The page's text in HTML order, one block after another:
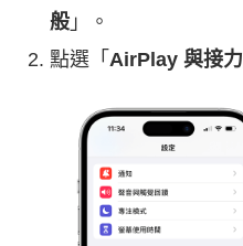
般 」。
點選「 AirPlay 與接力